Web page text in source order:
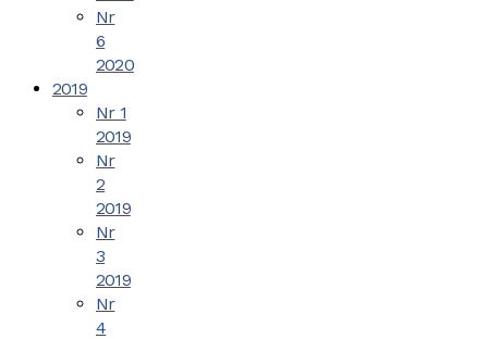
Nr
6
2020
2019
Nr 1
2019
Nr
2
2019
Nr
3
2019
Nr
4